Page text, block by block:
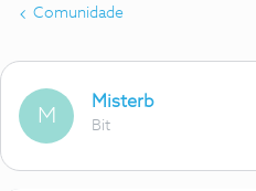
Comunidade
M
Misterb
Bit